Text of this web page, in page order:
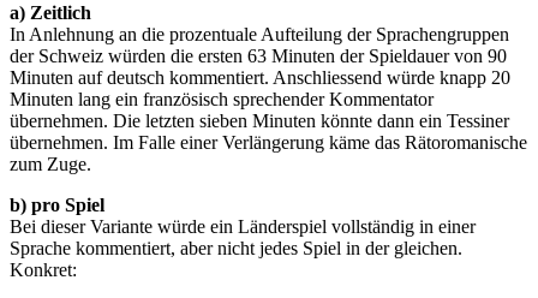
a) Zeitlich
In Anlehnung an die prozentuale Aufteilung der Sprachengruppen
der Schweiz würden die ersten 63 Minuten der Spieldauer von 90
Minuten auf deutsch kommentiert. Anschliessend würde knapp 20
Minuten lang ein französisch sprechender Kommentator
übernehmen. Die letzten sieben Minuten könnte dann ein Tessiner
übernehmen. Im Falle einer Verlängerung käme das Rätoromanische
zum Zuge.
b) pro Spiel
Bei dieser Variante würde ein Länderspiel vollständig in einer
Sprache kommentiert, aber nicht jedes Spiel in der gleichen.
Konkret: